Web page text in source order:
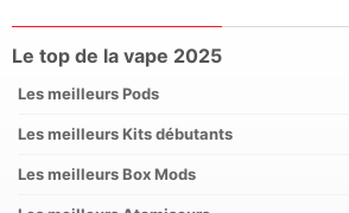
Le top de la vape 2025
Les meilleurs Pods
Les meilleurs Kits débutants
Les meilleurs Box Mods